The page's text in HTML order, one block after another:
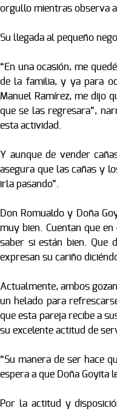
orgullo mientras observa a
Su llegada al pequeño
“En una ocasión, me
de la familia, y ya para
Manuel Ramírez, me dijo
que se las regresara”,
esta actividad.
Y aunque de vender
asegura que las cañas y
irla pasando”.
Don Romualdo y Doña
muy bien. Cuentan que
saber si están bien. Que
expresan su cariño
Actualmente, ambos
un helado para
que esta pareja recibe a
su excelente actitud de
“Su manera de ser hace
espera a que Doña Goyita
Por la actitud y